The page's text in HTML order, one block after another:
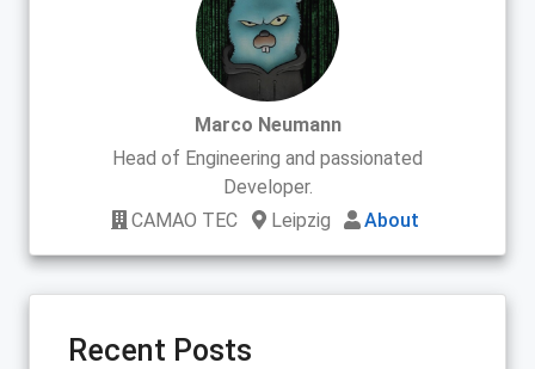
Marco Neumann
Head of Engineering and passionated
Developer.
CAMAO TEC
Leipzig About
Recent Posts